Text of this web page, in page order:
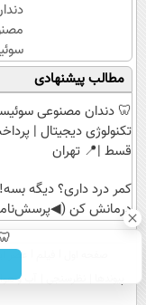
به
مطالب پیشنهادی
🦷 دندان مصنوعی
قسط |📍 تهران
کمر درد داری؟ دیگه
درمانش کن
عصر
آب و هوا